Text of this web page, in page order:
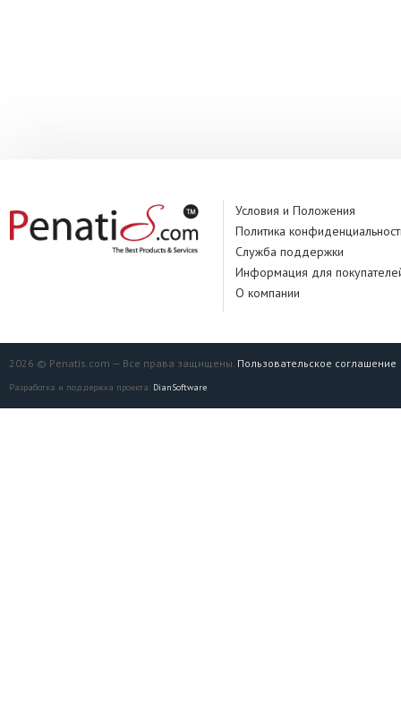
Условия и Положения
Политика
Служба поддержки
Информация для
О компании
2026 © Penatis.com — Все права защищены. Пользовательское соглашение
Разработка и поддержка проекта: DianSoftware